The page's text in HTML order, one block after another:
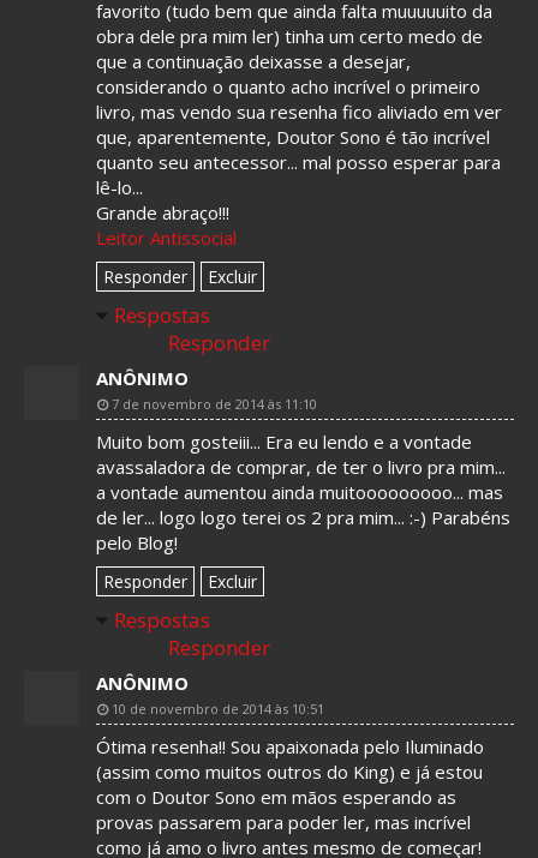
favorito (tudo bem que ainda falta muuuuuito da
obra dele pra mim ler) tinha um certo medo de
que a continuação deixasse a desejar,
considerando o quanto acho incrível o primeiro
livro, mas vendo sua resenha fico aliviado em ver
que, aparentemente, Doutor Sono é tão incrível
quanto seu antecessor... mal posso esperar para
lê-lo...
Grande abraço!!!
Leitor Antissocial
Responder Excluir
Respostas
Responder
ANÔNIMO
7 de novembro de 2014 às 11:10
Muito bom gosteiii... Era eu lendo e a vontade
avassaladora de comprar, de ter o livro pra mim...
a vontade aumentou ainda muitooooooooo... mas
de ler... logo logo terei os 2 pra mim... :-) Parabéns
pelo Blog!
Responder Excluir
Respostas
Responder
ANÔNIMO
10 de novembro de 2014 às 10:51
Ótima resenha!! Sou apaixonada pelo Iluminado
(assim como muitos outros do King) e já estou
com o Doutor Sono em mãos esperando as
provas passarem para poder ler, mas incrível
como já amo o livro antes mesmo de começar!